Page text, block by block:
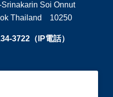
Soi Onnut
Thailand 10250
3722（IP電話）